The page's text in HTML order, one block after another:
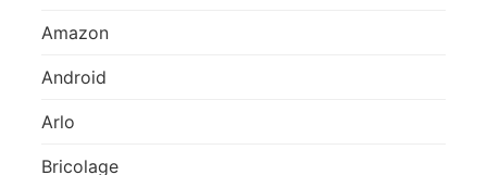
Amazon
Android
Arlo
Bricolage